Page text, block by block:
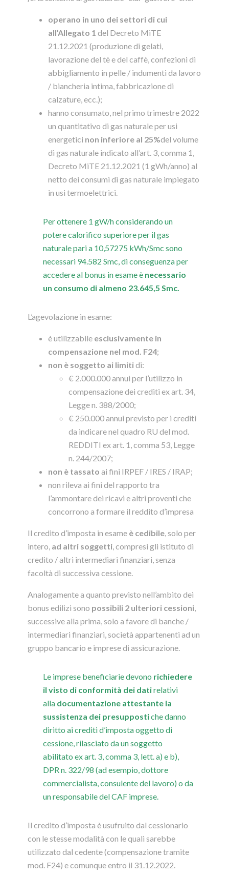
operano in uno dei settori di cui
all’Allegato 1 del Decreto MiTE
21.12.2021 (produzione di gelati,
lavorazione del tè e del caffè, confezioni di
abbigliamento in pelle / indumenti da lavoro
/ biancheria intima, fabbricazione di
calzature, ecc.);
hanno consumato, nel primo trimestre 2022
un quantitativo di gas naturale per usi
energetici non inferiore al 25%del volume
di gas naturale indicato all’art. 3, comma 1,
Decreto MiTE 21.12.2021 (1 gWh/anno) al
netto dei consumi di gas naturale impiegato
in usi termoelettrici.
Per ottenere 1 gW/h considerando un
potere calorifico superiore per il gas
naturale pari a 10,57275 kWh/Smc sono
necessari 94.582 Smc, di conseguenza per
accedere al bonus in esame è necessario
un consumo di almeno 23.645,5 Smc.
L’agevolazione in esame:
è utilizzabile esclusivamente in
compensazione nel mod. F24;
non è soggetto ai limitidi:
€ 2.000.000 annui per l’utilizzo in
compensazione dei crediti ex art. 34,
Legge n. 388/2000;
€ 250.000 annui previsto per i crediti
da indicare nel quadro RU del mod.
REDDITI ex art. 1, comma 53, Legge
n. 244/2007;
non è tassato ai fini IRPEF / IRES / IRAP;
non rileva ai fini del rapporto tra
l’ammontare dei ricavi e altri proventi che
concorrono a formare il reddito d’impresa
Il credito d’imposta in esame è cedibile , solo per
intero, ad altri soggetti , compresi gli istituto di
credito / altri intermediari finanziari, senza
facoltà di successiva cessione.
Analogamente a quanto previsto nell’ambito dei
bonus edilizi sono possibili 2 ulteriori cessioni
successive alla prima, solo a favore di banche /
intermediari finanziari, società appartenenti ad un
gruppo bancario e imprese di assicurazione.
Le imprese beneficiarie devono richiedere
il visto di conformità dei datirelativi
alla documentazione attestante la
sussistenza dei presuppostiche danno
diritto ai crediti d’imposta oggetto di
cessione, rilasciato da un soggetto
abilitato ex art. 3, comma 3, lett. a) e b),
DPR n. 322/98 (ad esempio, dottore
commercialista, consulente del lavoro) o da
un responsabile del CAF imprese.
Il credito d’imposta è usufruito dal cessionario
con le stesse modalità con le quali sarebbe
utilizzato dal cedente (compensazione tramite
mod. F24) e comunque entro il 31.12.2022.